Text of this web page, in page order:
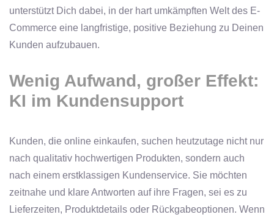
unterstützt Dich dabei, in der hart umkämpften Welt des E-
Commerce eine langfristige, positive Beziehung zu Deinen
Kunden aufzubauen.
Wenig Aufwand, großer Effekt:
KI im Kundensupport
Kunden, die online einkaufen, suchen heutzutage nicht nur
nach qualitativ hochwertigen Produkten, sondern auch
nach einem erstklassigen Kundenservice. Sie möchten
zeitnahe und klare Antworten auf ihre Fragen, sei es zu
Lieferzeiten, Produktdetails oder Rückgabeoptionen. Wenn